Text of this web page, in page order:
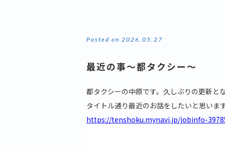
Posted on 2026.05.27
最近の事～都タクシー～
都タクシーの中原です。久しぶりの更新と
タイトル通り最近のお話をしたいと思います
https://tenshoku.mynavi.jp/jobinfo-